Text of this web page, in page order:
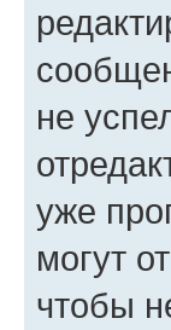
не
уже
могут
чтобы